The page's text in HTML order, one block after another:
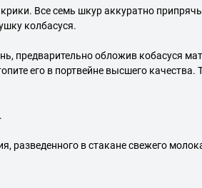
Все семь шкур аккуратно
колбасуся.
предварительно обложив кобасуся
его в портвейне высшего
разведенного в стакане свежего